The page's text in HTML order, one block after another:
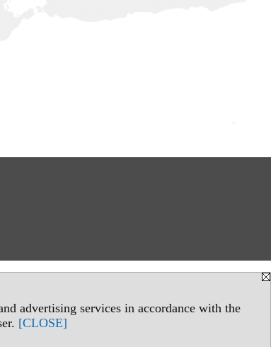
advertising services in accordance with the
[CLOSE]